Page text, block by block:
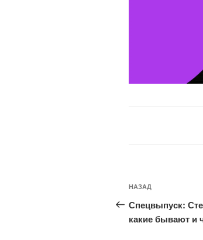
Навигация
по
записям
Предыдущая
запись:
НАЗАД
Спецвыпуск:
какие бывают и